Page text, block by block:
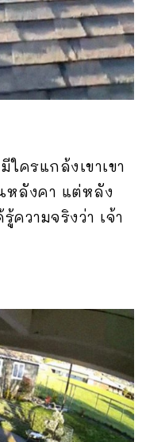
ครแกล้งเขาเขา
หลังคา แต่หลัง
ความจริงว่า เจ้า